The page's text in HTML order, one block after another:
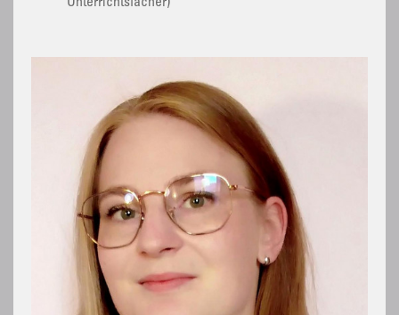
Unterrichtsfächer)